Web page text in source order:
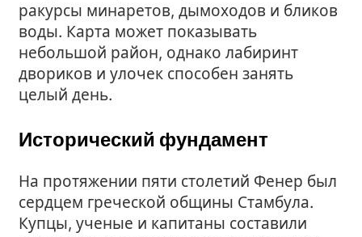
ракурсы минаретов, дымоходов и бликов
воды. Карта может показывать
небольшой район, однако лабиринт
двориков и улочек способен занять
целый день.
Исторический фундамент
На протяжении пяти столетий Фенер был
сердцем греческой общины Стамбула.
Купцы, ученые и капитаны составили